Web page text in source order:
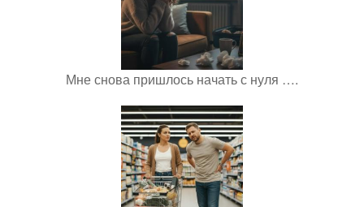
Мне снова пришлось начать с нуля ….